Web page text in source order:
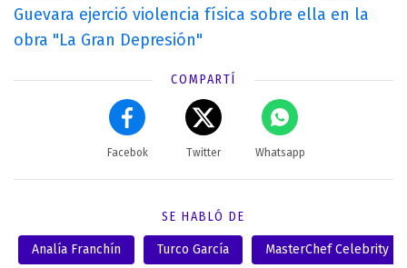
Guevara ejerció violencia física sobre ella en la
obra "La Gran Depresión"
COMPARTÍ
Facebok Twitter Whatsapp
SE HABLÓ DE
Analía Franchín Turco García MasterChef Celebrity